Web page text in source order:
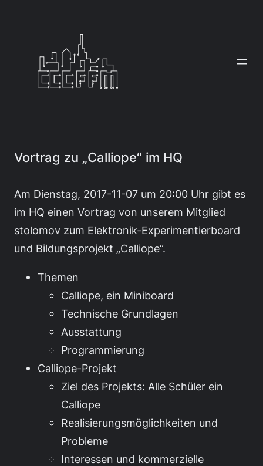
Vortrag zu „Calliope“ im HQ
Am Dienstag, 2017-11-07 um 20:00 Uhr gibt es
im HQ einen Vortrag von unserem Mitglied
stolomov zum Elektronik-Experimentierboard
und Bildungsprojekt „Calliope“.
Themen
Calliope, ein Miniboard
Technische Grundlagen
Ausstattung
Programmierung
Calliope-Projekt
Ziel des Projekts: Alle Schüler ein
Calliope
Realisierungsmöglichkeiten und
Probleme
Interessen und kommerzielle